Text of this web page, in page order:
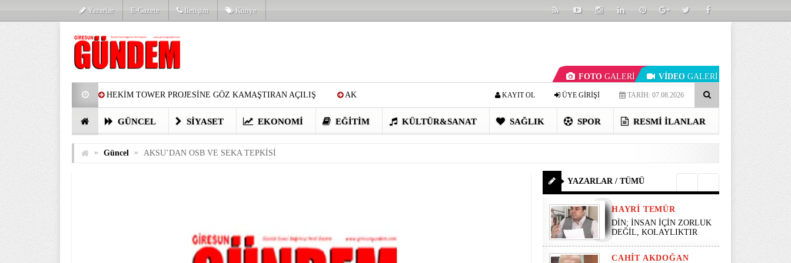
Yazarlar E-Gazete İletişim Künye
FOTO GALERİ VİDEO GALERİ
HEKİM TOWER PROJESİNE GÖZ KAMAŞTIRAN AÇILIŞ AK
PARTİ’DE YENİ YÜZLER HARUN CİCİ: VİDEOYU GÖRÜNCE
TARİH: 07.08.2026
ÜYE GİRİŞİ
KAYIT OL
GÜNCEL SIYASET EKONOMI EĞITIM KÜLTÜR&SANAT SAĞLIK SPOR RESMI İLANLAR
» Güncel » AKSU’DAN OSB VE SEKA TEPKİSİ
YAZARLAR / TÜMÜ
HAYRI TEMÜR
DİN; İNSAN İÇİN ZORLUK
DEĞİL, KOLAYLIKTIR
CAHIT AKDOĞAN